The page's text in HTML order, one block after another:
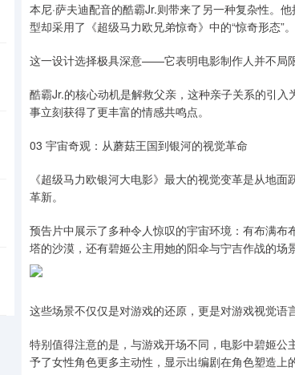
本尼·萨夫迪配音的酷霸Jr.则带来了另一种复杂性。
型却采用了《超级马力欧兄弟惊奇》中的“惊奇形态”。
这一设计选择极具深意——它表明电影制作人并不局
酷霸Jr.的核心动机是解救父亲，这种亲子关系的引入
事立刻获得了更丰富的情感共鸣点。
03 宇宙奇观：从蘑菇王国到银河的视觉革命
《超级马力欧银河大电影》最大的视觉变革是从地
革新。
预告片中展示了多种令人惊叹的宇宙环境：有布满
塔的沙漠，还有碧姬公主用她的阳伞与宁吉作战的场景
这些场景不仅仅是对游戏的还原，更是对游戏视觉语
特别值得注意的是，与游戏开场不同，电影中碧姬
予了女性角色更多主动性，显示出编剧在角色塑造上